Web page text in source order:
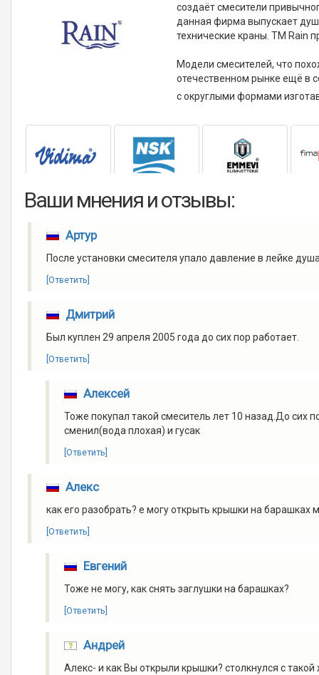
создаёт смесители
данная фирма выпускает
технические краны. ТМ Rain
Модели смесителей, что
отечественном рынке ещё в
с округлыми формами
Ваши мнения и отзывы:
Артур
После установки смесителя упало давление в лейке
[Ответить]
Дмитрий
Был куплен 29 апреля 2005 года до сих пор работает.
[Ответить]
Алексей
Тоже покупал такой смеситель лет 10 назад.До сих
сменил(вода плохая) и гусак
[Ответить]
Алекс
как его разобрать? е могу открыть крышки на барашках
[Ответить]
Евгений
Тоже не могу, как снять заглушки на барашках?
[Ответить]
Андрей
Алекс- и как Вы открыли крышки? столкнулся с